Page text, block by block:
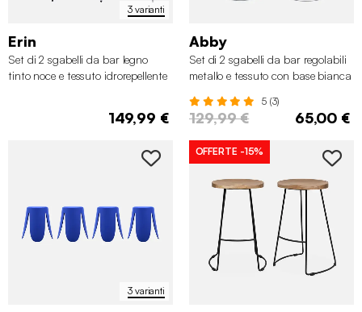
3 varianti
Erin
Set di 2 sgabelli da bar legno
tinto noce e tessuto idrorepellente
149,99 €
Abby
Set di 2 sgabelli da bar regolabili
metallo e tessuto con base bianca
5 (3)
129,99 € 65,00 €
3 varianti
OFFERTE -15%